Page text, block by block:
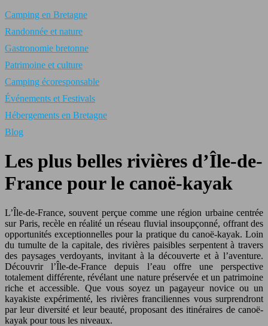
Camping en Bretagne
Randonnée et nature
Gastronomie bretonne
Patrimoine et culture
Camping écoresponsable
Événements et Festivals
Hébergements en Bretagne
Blog
Les plus belles rivières d’Île-de-
France pour le canoë-kayak
L’Île-de-France, souvent perçue comme une région urbaine centrée
sur Paris, recèle en réalité un réseau fluvial insoupçonné, offrant des
opportunités exceptionnelles pour la pratique du canoë-kayak. Loin
du tumulte de la capitale, des rivières paisibles serpentent à travers
des paysages verdoyants, invitant à la découverte et à l’aventure.
Découvrir l’Île-de-France depuis l’eau offre une perspective
totalement différente, révélant une nature préservée et un patrimoine
riche et accessible. Que vous soyez un pagayeur novice ou un
kayakiste expérimenté, les rivières franciliennes vous surprendront
par leur diversité et leur beauté, proposant des itinéraires de canoë-
kayak pour tous les niveaux.